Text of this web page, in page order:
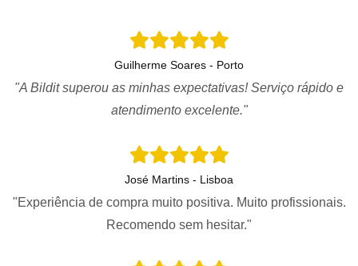
Guilherme Soares - Porto
"A Bildit superou as minhas expectativas! Serviço rápido e
atendimento excelente."
José Martins - Lisboa
"Experiência de compra muito positiva. Muito profissionais.
Recomendo sem hesitar."